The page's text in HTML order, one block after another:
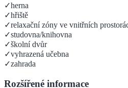
✓herna
✓hřiště
✓relaxační zóny ve vnitřních
✓studovna/knihovna
✓školní dvůr
✓vyhrazená učebna
✓zahrada
Rozšířené informace